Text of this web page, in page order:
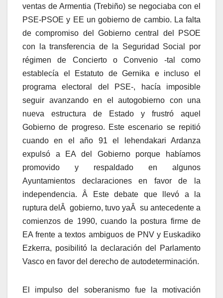
ventas de Armentia (Trebiño) se negociaba con el
PSE-PSOE y EE un gobierno de cambio. La falta
de compromiso del Gobierno central del PSOE
con la transferencia de la Seguridad Social por
régimen de Concierto o Convenio -tal como
establecí­a el Estatuto de Gernika e incluso el
programa electoral del PSE-, hací­a imposible
seguir avanzando en el autogobierno con una
nueva estructura de Estado y frustró aquel
Gobierno de progreso. Este escenario se repitió
cuando en el año 91 el lehendakari Ardanza
expulsó a EA del Gobierno porque habí­amos
promovido y respaldado en algunos
Ayuntamientos declaraciones en favor de la
independencia. Â Este debate que llevó a la
ruptura delÂ gobierno, tuvo yaÂ su antecedente a
comienzos de 1990, cuando la postura firme de
EA frente a textos ambiguos de PNV y Euskadiko
Ezkerra, posibilitó la declaración del Parlamento
Vasco en favor del derecho de autodeterminación.
El impulso del soberanismo fue la motivación